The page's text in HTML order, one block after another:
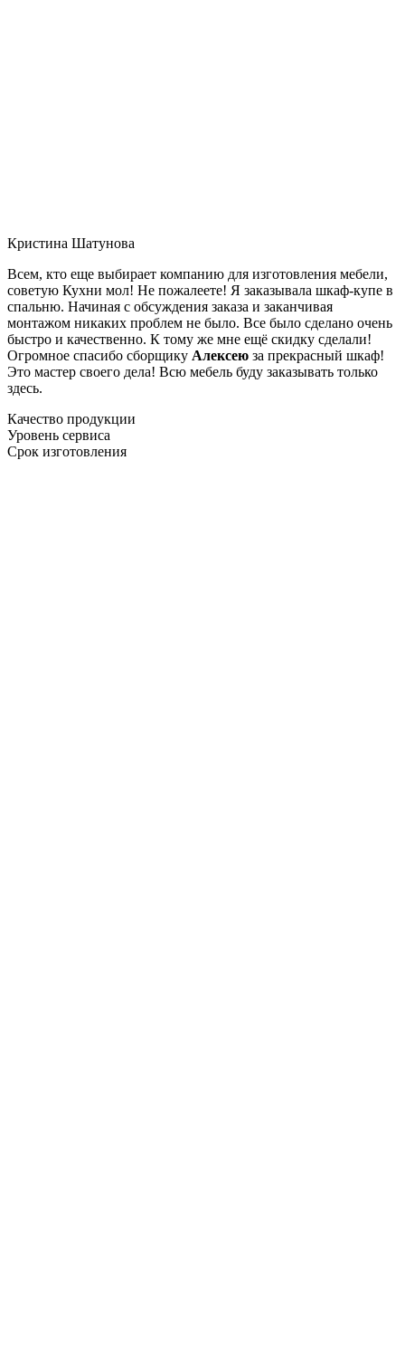
Кристина Шатунова
Всем, кто еще выбирает компанию для изготовления мебели,
советую Кухни мол! Не пожалеете! Я заказывала шкаф-купе в
спальню. Начиная с обсуждения заказа и заканчивая
монтажом никаких проблем не было. Все было сделано очень
быстро и качественно. К тому же мне ещё скидку сделали!
Огромное спасибо сборщику Алексею за прекрасный шкаф!
Это мастер своего дела! Всю мебель буду заказывать только
здесь.
Качество продукции
Уровень сервиса
Срок изготовления